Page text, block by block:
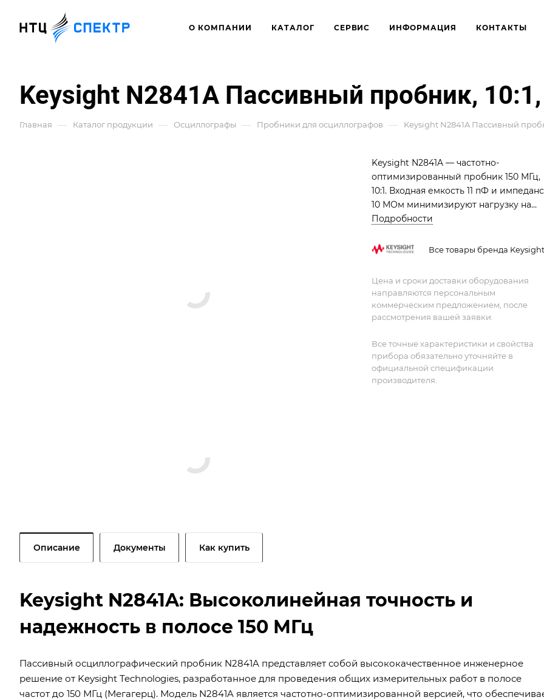
О КОМПАНИИ КАТАЛОГ СЕРВИС ИНФОРМАЦИЯ КОНТАКТЫ
Keysight N2841A Пассивный пробник,
Главная — Каталог продукции — Осциллографы — Пробники для осциллографов — Keysight N2841A Пассивный
Keysight N2841A — частотно-
оптимизированный пробник 150 МГц,
10:1. Входная емкость 11 пФ и импеданс
10 МОм минимизируют нагрузку на
цепь. Кабель 1,2 м, встроенный ID-
Идеален для прецизионной отладки
Подробности
Все товары бренда Keysight
Цена и сроки доставки оборудования
направляются персональным
коммерческим предложением, после
рассмотрения вашей заявки.
Все точные характеристики и свойства
прибора обязательно уточняйте в
официальной спецификации
производителя.
Описание Документы Как купить
Keysight N2841A: Высоколинейная точность и
надежность в полосе 150 МГц
Пассивный осциллографический пробник N2841A представляет собой высококачественное инженерное
решение от Keysight Technologies, разработанное для проведения общих измерительных работ в полосе
частот до 150 МГц (Мегагерц). Модель N2841A является частотно-оптимизированной версией, что